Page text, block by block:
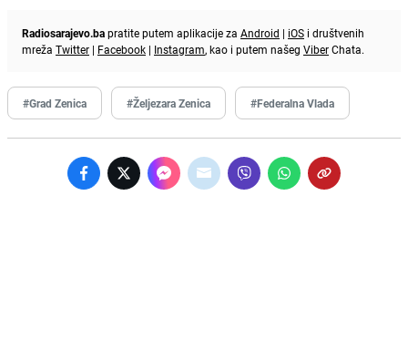
Radiosarajevo.bapratite putem aplikacije za Android | iOS i društvenih
mreža Twitter | Facebook | Instagram, kao i putem našeg ViberChata.
#Grad Zenica #Željezara Zenica #Federalna Vlada